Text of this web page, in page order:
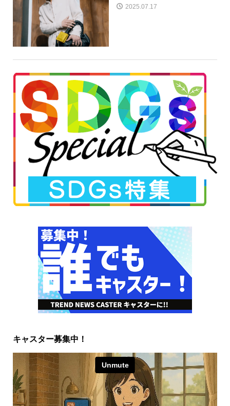
2025.07.17
キャスター募集中！